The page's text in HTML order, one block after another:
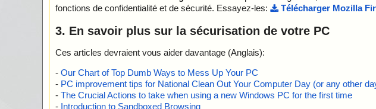
fonctions de confidentialité et de sécurité. Essayez-les:
Télécharger Mozilla
3. En savoir plus sur la sécurisation de votre PC
Ces articles devraient vous aider davantage (Anglais):
- Our Chart of Top Dumb Ways to Mess Up Your PC
- PC improvement tips for National Clean Out Your Computer Day (or any other
- The Crucial Actions to take when using a new Windows PC for the first time
- Introduction to Sandboxed Browsing